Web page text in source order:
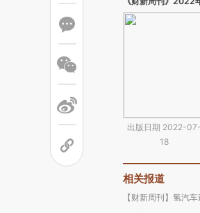
出版日期 2022-07-
18
相关报道
【财新周刊】氢汽